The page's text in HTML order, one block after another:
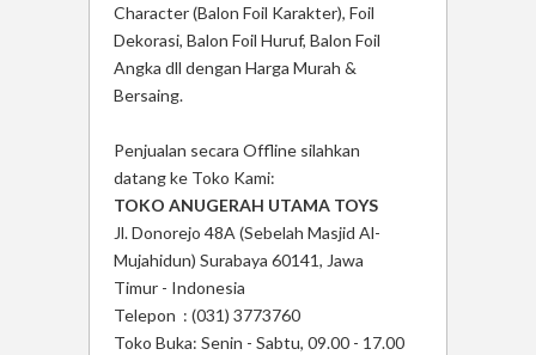
Character (Balon Foil Karakter), Foil
Dekorasi, Balon Foil Huruf, Balon Foil
Angka dll dengan Harga Murah &
Bersaing.
Penjualan secara Offline silahkan
datang ke Toko Kami:
TOKO ANUGERAH UTAMA TOYS
Jl. Donorejo 48A (Sebelah Masjid Al-
Mujahidun) Surabaya 60141, Jawa
Timur - Indonesia
Telepon : (031) 3773760
Toko Buka: Senin - Sabtu, 09.00 - 17.00